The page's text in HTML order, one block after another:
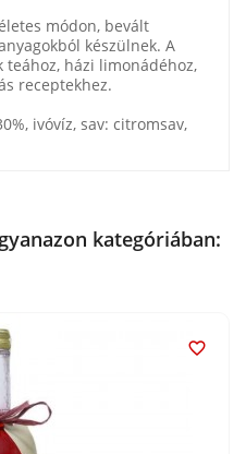
módon, bevált
készülnek. A
házi limonádéhoz,
receptekhez.
ivóvíz, sav: citromsav,
kategóriában:
